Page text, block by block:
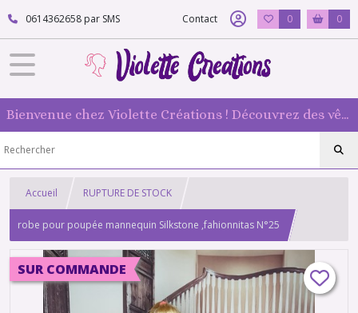
0614362658 par SMS Contact 0 0
Bienvenue chez Violette Créations ! Découvrez des vêtements faits main pour vos poupées mannequin : originaux et 100 % fabriqués en France
Accueil RUPTURE DE STOCK
robe pour poupée mannequin Silkstone ,fahionnitas N°25
SUR COMMANDE